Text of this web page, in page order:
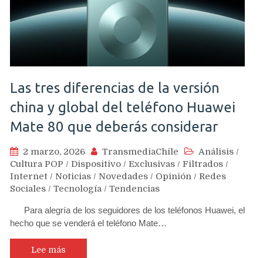
Las tres diferencias de la versión
china y global del teléfono Huawei
Mate 80 que deberás considerar
2 marzo, 2026 TransmediaChile Análisis /
Cultura POP / Dispositivo / Exclusivas / Filtrados /
Internet / Noticias / Novedades / Opinión / Redes
Sociales / Tecnología / Tendencias
Para alegría de los seguidores de los teléfonos Huawei, el
hecho que se venderá el teléfono Mate…
Lee más